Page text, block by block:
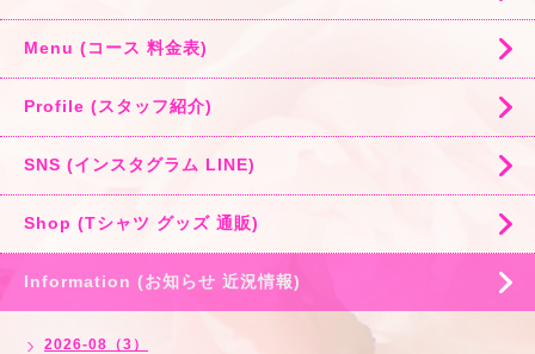
Menu (コース 料金表)
Profile (スタッフ紹介)
SNS (インスタグラム LINE)
Shop (Tシャツ グッズ 通販)
Information (お知らせ 近況情報)
2026-08（3）